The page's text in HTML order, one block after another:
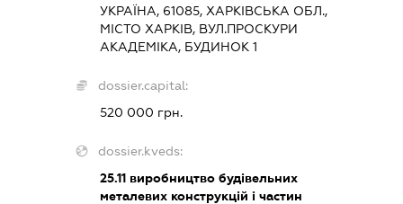
УКРАЇНА, 61085, ХАРКІВСЬКА ОБЛ.,
МІСТО ХАРКІВ, ВУЛ.ПРОСКУРИ
АКАДЕМІКА, БУДИНОК 1
dossier.capital:
520 000 грн.
dossier.kveds:
25.11 виробництво будівельних
металевих конструкцій і частин